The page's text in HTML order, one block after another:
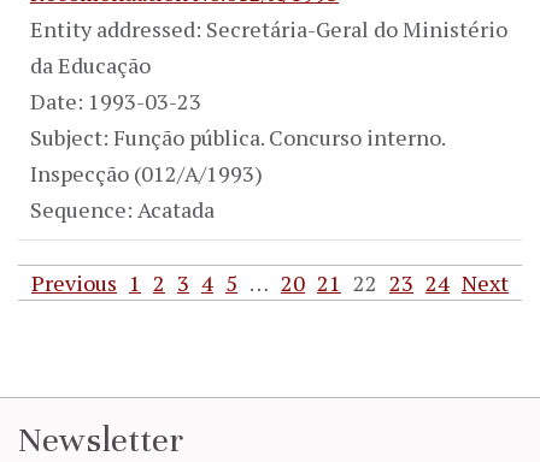
Entity addressed: Secretária-Geral do Ministério
da Educação
Date: 1993-03-23
Subject: Função pública. Concurso interno.
Inspecção (012/A/1993)
Sequence: Acatada
Previous 1 2 3 4 5 … 20 21 22 23 24 Next
Newsletter